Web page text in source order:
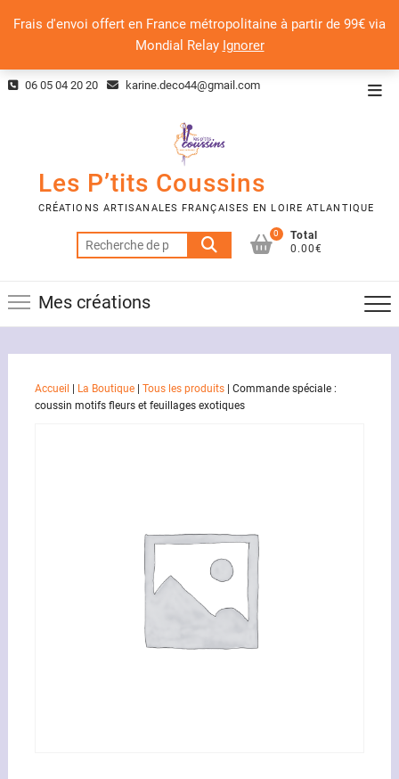
Frais d'envoi offert en France métropolitaine à partir de 99€ via
Mondial Relay Ignorer
Skip 06 05 04 20 20 karine.deco44@gmail.com
Les P’tits Coussins
CRÉATIONS ARTISANALES FRANÇAISES EN LOIRE ATLANTIQUE
Recherche
pour :
0
Total
0.00€
Mes créations
Accueil La Boutique| Tous les produits| Commande spéciale :
coussin motifs fleurs et feuillages exotiques